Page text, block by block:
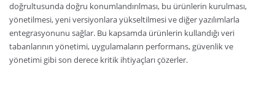
doğrultusunda doğru konumlandırılması, bu ürünlerin kurulması,
yönetilmesi, yeni versiyonlara yükseltilmesi ve diğer yazılımlarla
entegrasyonunu sağlar. Bu kapsamda ürünlerin kullandığı veri
tabanlarının yönetimi, uygulamaların performans, güvenlik ve
yönetimi gibi son derece kritik ihtiyaçları çözerler.